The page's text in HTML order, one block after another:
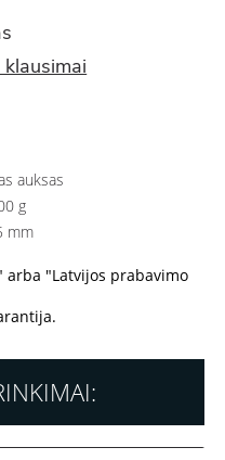
auksas
g
mm
"Latvijos prabavimo